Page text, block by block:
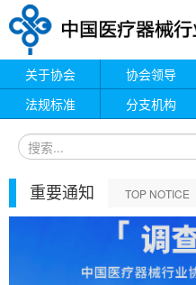
关于协会 协会领导
法规标准
分支机构
重要通知 TOP NOTICE